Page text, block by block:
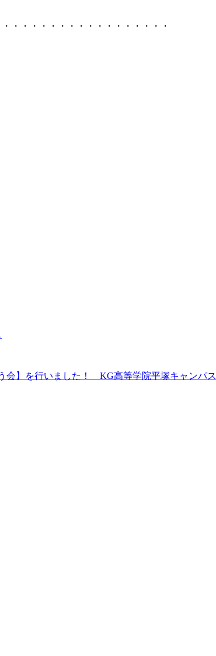
・・・・・・・・・・・・・・・・・
会】を行いました！ KG高等学院平塚キャンパス